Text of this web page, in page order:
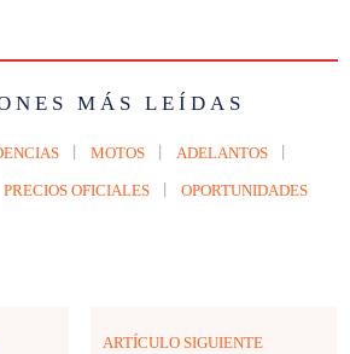
MÁS LEÍDAS
MOTOS ADELANTOS
PRECIOS OFICIALES OPORTUNIDADES
ARTÍCULO SIGUIENTE